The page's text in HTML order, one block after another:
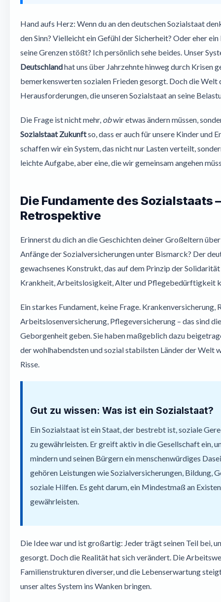
Hand aufs Herz: Wenn du an den deutschen Sozialstaat
den Sinn? Vielleicht ein Gefühl der Sicherheit? Oder eher
seine Grenzen stößt? Ich persönlich sehe beides. Unser
Deutschlandhat uns über Jahrzehnte hinweg durch Krisen
bemerkenswerten sozialen Frieden gesorgt. Doch die Welt
Herausforderungen, die unseren Sozialstaat an seine
Die Frage ist nicht mehr, obwir etwas ändern müssen,
Sozialstaat Zukunftso, dass er auch für unsere Kinder und
schaffen wir ein System, das nicht nur Lasten verteilt,
leichte Aufgabe, aber eine, die wir gemeinsam angehen
Die Fundamente des Sozialstaats
Retrospektive
Erinnerst du dich an die Geschichten deiner Großeltern
Anfänge der Sozialversicherungen unter Bismarck? Der
gewachsenes Konstrukt, das auf dem Prinzip der
Krankheit, Arbeitslosigkeit, Alter und Pflegebedürftigkeit
Ein starkes Fundament, keine Frage. Krankenversicherung,
Arbeitslosenversicherung, Pflegeversicherung – das sind
Geborgenheit geben. Sie haben maßgeblich dazu
der wohlhabendsten und sozial stabilsten Länder der Welt
Risse.
Gut zu wissen: Was ist ein Sozialstaat?
Ein Sozialstaat ist ein Staat, der bestrebt ist, soziale
zu gewährleisten. Er greift aktiv in die Gesellschaft ein,
mindern und seinen Bürgern ein menschenwürdiges
gehören Leistungen wie Sozialversicherungen, Bildung,
soziale Hilfen. Es geht darum, ein Mindestmaß an
gewährleisten.
Die Idee war und ist großartig: Jeder trägt seinen Teil bei,
gesorgt. Doch die Realität hat sich verändert. Die
Familienstrukturen diverser, und die Lebenserwartung
unser altes System ins Wanken bringen.